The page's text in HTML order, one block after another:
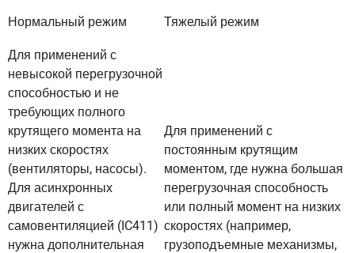
Нормальный режим Тяжелый режим
Для применений с
невысокой перегрузочной
способностью и не
требующих полного
крутящего момента на
низких скоростях
(вентиляторы, насосы).
Для асинхронных
двигателей с
самовентиляцией (IC411)
нужна дополнительная
Для применений с
постоянным крутящим
моментом, где нужна большая
перегрузочная способность
или полный момент на низких
скоростях (например,
грузоподъемные механизмы,